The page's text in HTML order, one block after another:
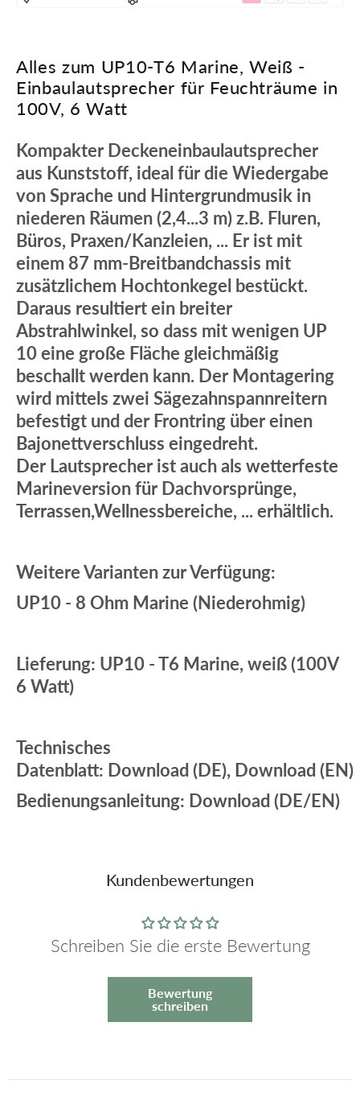
Alles zum UP10-T6 Marine, Weiß -
Einbaulautsprecher für Feuchträume in
100V, 6 Watt
Kompakter Deckeneinbaulautsprecher
aus Kunststoff, ideal für die Wiedergabe
von Sprache und Hintergrundmusik in
niederen Räumen (2,4...3 m) z.B. Fluren,
Büros, Praxen/Kanzleien, ... Er ist mit
einem 87 mm-Breitbandchassis mit
zusätzlichem Hochtonkegel bestückt.
Daraus resultiert ein breiter
Abstrahlwinkel, so dass mit wenigen UP
10 eine große Fläche gleichmäßig
beschallt werden kann. Der Montagering
wird mittels zwei Sägezahnspannreitern
befestigt und der Frontring über einen
Bajonettverschluss eingedreht.
Der Lautsprecher ist auch als wetterfeste
Marineversion für Dachvorsprünge,
Terrassen,Wellnessbereiche, ... erhältlich.
Weitere Varianten zur Verfügung:
UP10 - 8 Ohm Marine (Niederohmig)
Lieferung: UP10 - T6 Marine, weiß (100V
6 Watt)
Technisches
Datenblatt: Download(DE), Download(EN)
Bedienungsanleitung: Download(DE/EN)
Kundenbewertungen
Schreiben Sie die erste Bewertung
Bewertung
schreiben